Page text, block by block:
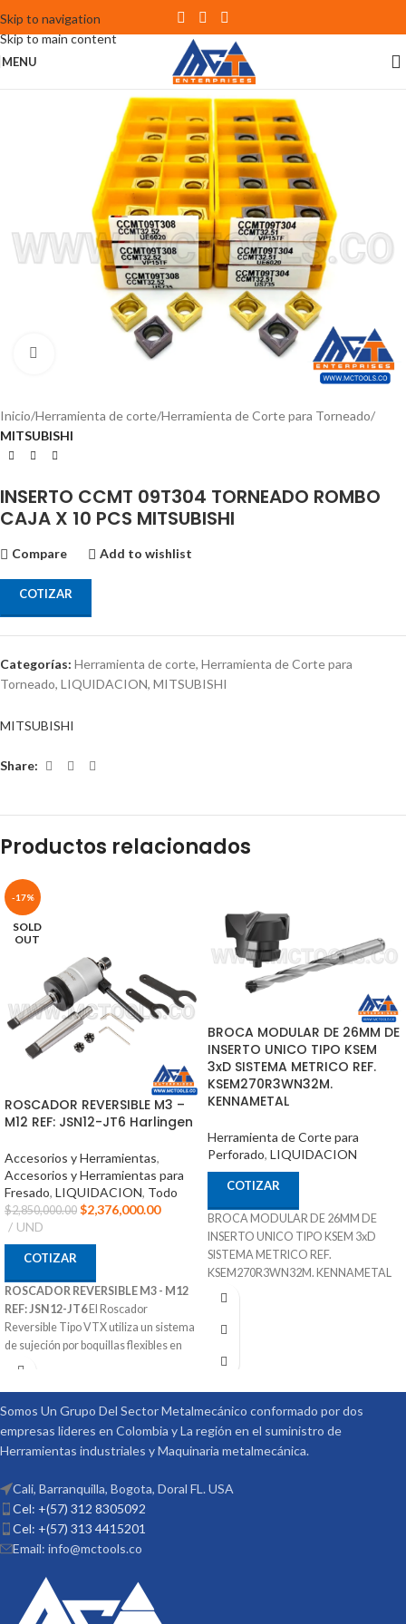
Skip to navigation
Skip to main content
MENU
Click to enlarge
Inicio Herramienta de corte Herramienta de Corte para Torneado
MITSUBISHI
INSERTO CCMT 09T304 TORNEADO ROMBO
CAJA X 10 PCS MITSUBISHI
Compare Add to wishlist
COTIZAR
Categorías: Herramienta de corte, Herramienta de Corte para
Torneado, LIQUIDACION, MITSUBISHI
MITSUBISHI
Share:
Productos relacionados
-17%
SOLD
OUT
ROSCADOR REVERSIBLE M3 –
M12 REF: JSN12-JT6 Harlingen
Accesorios y Herramientas,
Accesorios y Herramientas para
Fresado, LIQUIDACION, Todo
$2,850,000.00 $2,376,000.00
UND
COTIZAR
ROSCADOR REVERSIBLE M3 - M12
REF: JSN12-JT6El Roscador
Reversible Tipo VTX utiliza un sistema
de sujeción por boquillas flexibles en
Ruber Jacobs que permite darle una
Capacidad de Machos: M3 - M12
Velocidad de Trabajo: 1000 RPM
Marca: HARLINGER
Suministrado por McT-Enterprises
BROCA MODULAR DE 26MM DE
INSERTO UNICO TIPO KSEM
3xD SISTEMA METRICO REF.
KSEM270R3WN32M.
KENNAMETAL
Herramienta de Corte para
Perforado, LIQUIDACION
COTIZAR
BROCA MODULAR DE 26MM DE
INSERTO UNICO TIPO KSEM 3xD
SISTEMA METRICO REF.
KSEM270R3WN32M. KENNAMETAL
27mm x 32mm x 84mm x 182mm
Sistema de Refrigeración
para diferente Materiales
Procedencia ALEMANIA
Suministrado por McT-Enterprises
Somos Un Grupo Del Sector Metalmecánico conformado por dos
empresas lideres en Colombia y La región en el suministro de
Herramientas industriales y Maquinaria metalmecánica.
Cali, Barranquilla, Bogota, Doral FL. USA
Cel: +(57) 312 8305092
Cel: +(57) 313 4415201
Email: info@mctools.co